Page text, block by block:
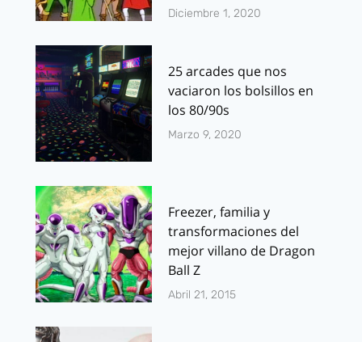
Diciembre 1, 2020
25 arcades que nos
vaciaron los bolsillos en
los 80/90s
Marzo 9, 2020
Freezer, familia y
transformaciones del
mejor villano de Dragon
Ball Z
Abril 21, 2015